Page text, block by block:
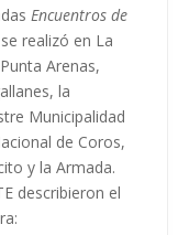
Encuentros de
realizó en La
Arenas,
la
Municipalidad
de Coros,
y la Armada.
describieron el